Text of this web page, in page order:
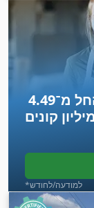
*למודעה/לחודש